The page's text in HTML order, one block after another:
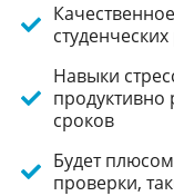
Навыки
продуктивно
сроков
Будет
проверки,